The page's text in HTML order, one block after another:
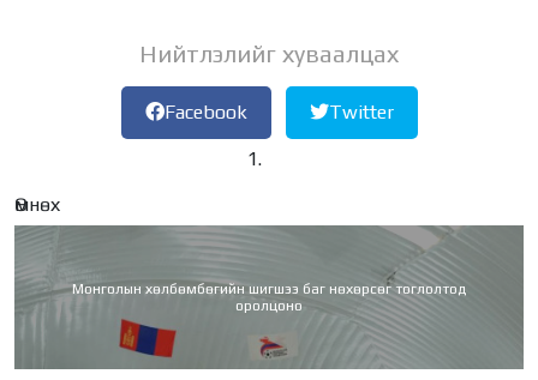
Нийтлэлийг хуваалцах
Facebook Twitter
Өмнөх
Монголын хөлбөмбөгийн шигшээ баг нөхөрсөг тоглолтод
оролцоно